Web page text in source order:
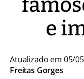
e
Atualizado em 05/
Freitas Gorges